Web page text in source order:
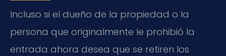
Incluso si el dueño de la propiedad o la
persona que originalmente le prohibió la
entrada ahora desea que se retiren los